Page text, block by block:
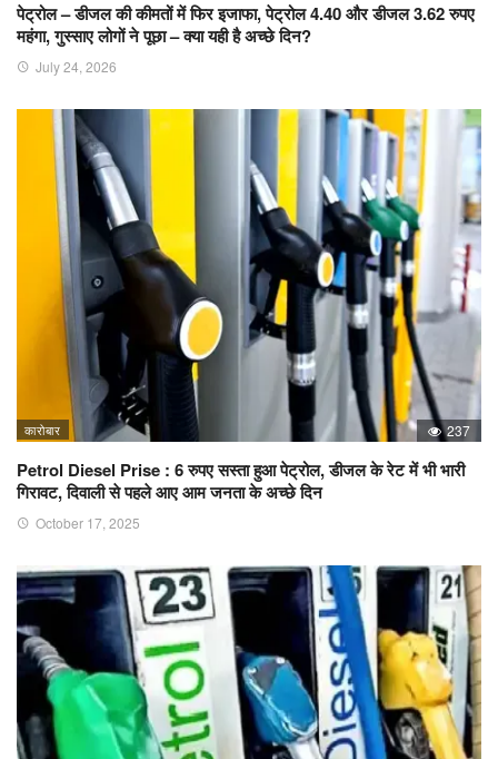
पेट्रोल – डीजल की कीमतों में फिर इजाफा, पेट्रोल 4.40 और डीजल 3.62 रुपए
महंगा, गुस्साए लोगों ने पूछा – क्या यही है अच्छे दिन?
July 24, 2026
कारोबार 237
Petrol Diesel Prise : 6 रुपए सस्ता हुआ पेट्रोल, डीजल के रेट में भी भारी
गिरावट, दिवाली से पहले आए आम जनता के अच्छे दिन
October 17, 2025